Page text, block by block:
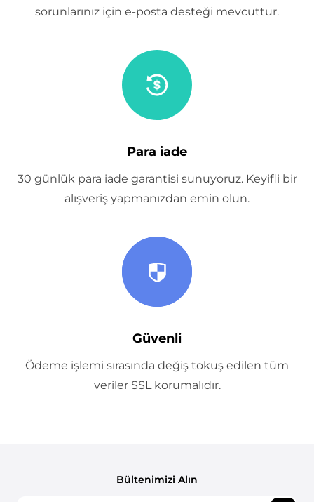
sorunlarınız için e-posta desteği mevcuttur.
Para iade
30 günlük para iade garantisi sunuyoruz. Keyifli bir
alışveriş yapmanızdan emin olun.
Güvenli
Ödeme işlemi sırasında değiş tokuş edilen tüm
veriler SSL korumalıdır.
Bültenimizi Alın